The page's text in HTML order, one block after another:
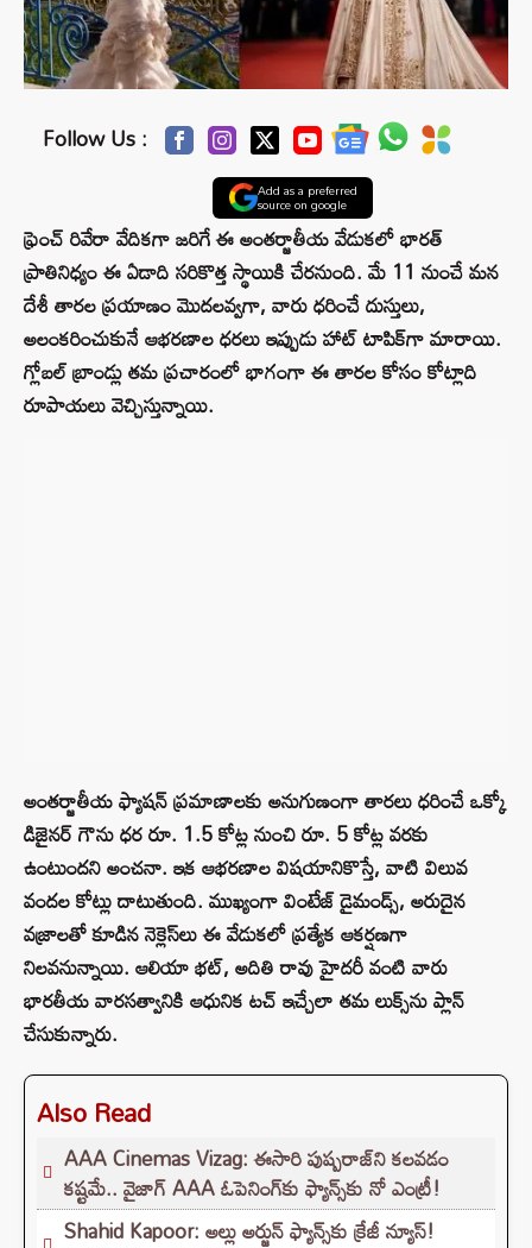
Follow Us :
Add as a preferred
source on google
ఫ్రెంచ్ రివేరా వేదికగా జరిగే ఈ అంతర్జాతీయ వేడుకలో భారత్
ప్రాతినిధ్యం ఈ ఏడాది సరికొత్త స్థాయికి చేరనుంది. మే 11 నుంచే మన
దేశీ తారల ప్రయాణం మొదలవ్వగా, వారు ధరించే దుస్తులు,
అలంకరించుకునే ఆభరణాల ధరలు ఇప్పుడు హాట్ టాపిక్‌గా మారాయి.
గ్లోబల్ బ్రాండ్లు తమ ప్రచారంలో భాగంగా ఈ తారల కోసం కోట్లాది
రూపాయలు వెచ్చిస్తున్నాయి.
అంతర్జాతీయ ఫ్యాషన్ ప్రమాణాలకు అనుగుణంగా తారలు ధరించే ఒక్కో
డిజైనర్ గౌను ధర రూ. 1.5 కోట్ల నుంచి రూ. 5 కోట్ల వరకు
ఉంటుందని అంచనా. ఇక ఆభరణాల విషయానికొస్తే, వాటి విలువ
వందల కోట్లు దాటుతుంది. ముఖ్యంగా వింటేజ్ డైమండ్స్, అరుదైన
వజ్రాలతో కూడిన నెక్లెస్‌లు ఈ వేడుకలో ప్రత్యేక ఆకర్షణగా
నిలవనున్నాయి. ఆలియా భట్, అదితి రావు హైదరీ వంటి వారు
భారతీయ వారసత్వానికి ఆధునిక టచ్ ఇచ్చేలా తమ లుక్స్‌ను ప్లాన్
చేసుకున్నారు.
Also Read
AAA Cinemas Vizag: ఈసారి పుష్పరాజ్‌ని కలవడం
కష్టమే.. వైజాగ్ AAA ఓపెనింగ్‌కు ఫ్యాన్స్‌కు నో ఎంట్రీ!
Shahid Kapoor: అల్లు అర్జున్ ఫ్యాన్స్‌కు క్రేజీ న్యూస్!